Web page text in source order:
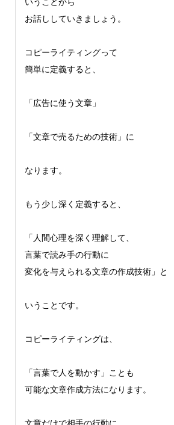
いうことから
お話ししていきましょう。
コピーライティングって
簡単に定義すると、
「広告に使う文章」
「文章で売るための技術」に
なります。
もう少し深く定義すると、
「人間心理を深く理解して、
言葉で読み手の行動に
変化を与えられる文章の作成技術」と
いうことです。
コピーライティングは、
「言葉で人を動かす」ことも
可能な文章作成方法になります。